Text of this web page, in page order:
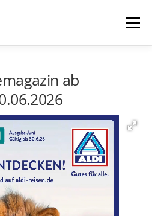
Menü
NORMA REWE
ab